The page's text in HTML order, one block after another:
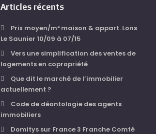
Articles récents
Prix moyen/m² maison & appart. Lons
Le Saunier 10/09 à 07/15
Vers une simplification des ventes de
logements en copropriété
Que dit le marché de l’immobilier
actuellement ?
Code de déontologie des agents
immobiliers
Domitys sur France 3 Franche Comté